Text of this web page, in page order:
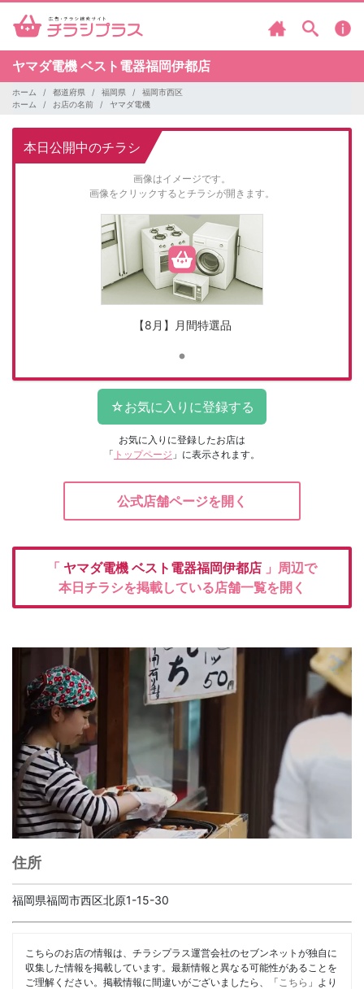
ヤマダ電機 ベスト電器福岡伊都店
ホーム 都道府県 福岡県
福岡市西区
ホーム
お店の名前 ヤマダ電機
本日公開中のチラシ
画像はイメージです。
画像をクリックするとチラシが開きます。
【8月】月間特選品
お気に入りに登録したお店は
「 トップページ 」に表示されます。
公式店舗ページを開く
「 ヤマダ電機 ベスト電器福岡伊都店 」周辺で
本日チラシを掲載している店舗一覧を開く
住所
福岡県福岡市西区北原1-15-30
こちらのお店の情報は、チラシプラス運営会社のセブンネットが独自に
収集した情報を掲載しています。最新情報と異なる可能性があることを
ご理解ください。掲載情報に間違いがございましたら、「 こちら 」より